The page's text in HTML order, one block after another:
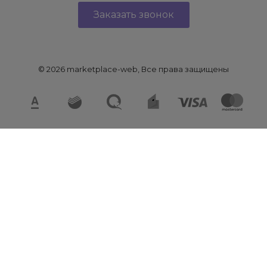
Заказать звонок
© 2026 marketplace-web, Все права защищены